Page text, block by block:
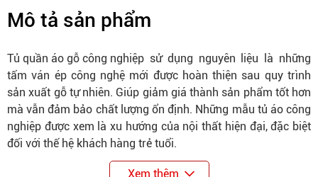
Mô tả sản phẩm
Tủ quần áo gỗ công nghiệp sử dụng nguyên liệu là những
tấm ván ép công nghệ mới được hoàn thiện sau quy trình
sản xuất gỗ tự nhiên. Giúp giảm giá thành sản phẩm tốt hơn
mà vẫn đảm bảo chất lượng ổn định. Những mẫu tủ áo công
nghiệp được xem là xu hướng của nội thất hiện đại, đặc biệt
đối với thế hệ khách hàng trẻ tuổi.
Xem thêm